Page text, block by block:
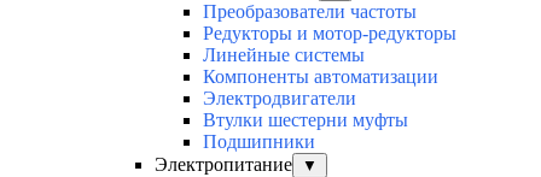
Преобразователи частоты
Редукторы и мотор-редукторы
Линейные системы
Компоненты автоматизации
Электродвигатели
Втулки шестерни муфты
Подшипники
Электропитание
▼